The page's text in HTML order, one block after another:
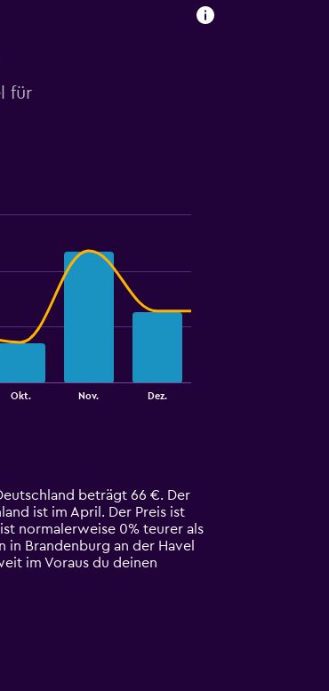
für
Okt. Nov. Dez.
beträgt 66 €. Der
ist im April. Der Preis ist
normalerweise 0% teurer als
Brandenburg an der Havel
im Voraus du deinen